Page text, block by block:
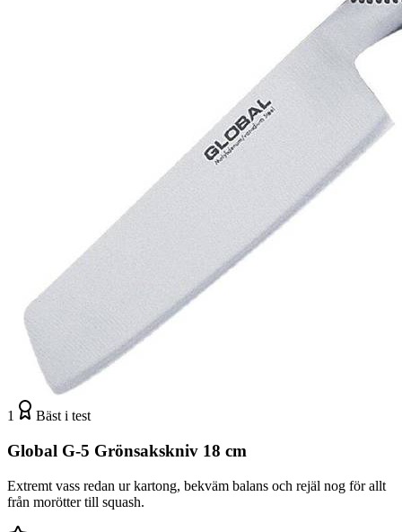
1 Bäst i test
Global G-5 Grönsakskniv 18 cm
Extremt vass redan ur kartong, bekväm balans och rejäl nog för allt
från morötter till squash.